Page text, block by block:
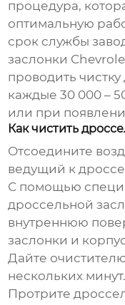
процедура,
оптимальную
срок службы
заслонки
проводить
каждые 30 000 –
или при
Как чистить
Отсоедините
ведущий к
С помощью
дроссельной
внутреннюю
заслонки и
Дайте
нескольких минут.
Протрите